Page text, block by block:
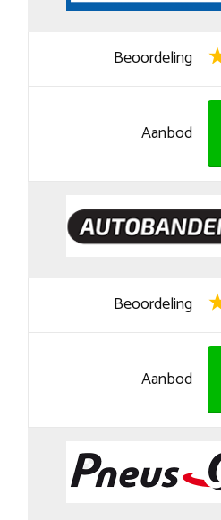
Beoordeling
Aanbod
Beoordeling
Aanbod